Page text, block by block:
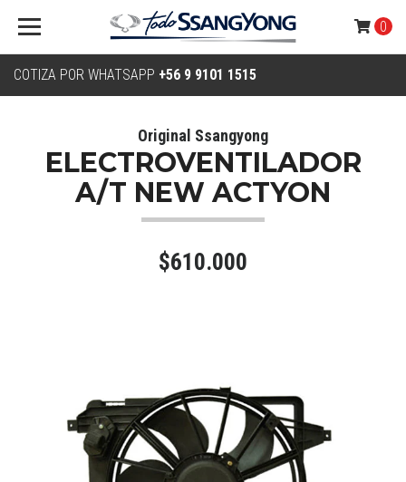
COTIZA POR WHATSAPP +56 9 9101 1515
0
Original Ssangyong
ELECTROVENTILADOR
A/T NEW ACTYON
$610.000